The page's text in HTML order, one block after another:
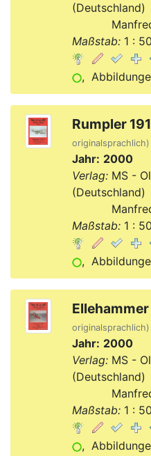
(Deutschland)
Maßstab:1 : 50
,
Rumpler
originalsprachlich)
Jahr: 2000
Verlag:MS -
(Deutschland)
Maßstab:1 : 50
,
originalsprachlich)
Jahr: 2000
Verlag:MS -
(Deutschland)
Maßstab:1 : 50
,